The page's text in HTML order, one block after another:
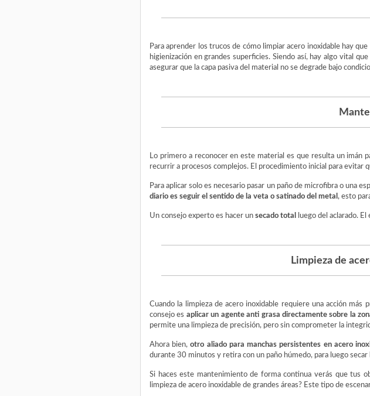
Para aprender los trucos de cómo limpiar acero inoxidable hay
higienización en grandes superficies. Siendo así, hay algo vital
asegurar que la capa pasiva del material no se degrade bajo
Lo primero a reconocer en este material es que resulta un imán
recurrir a procesos complejos. El procedimiento inicial para evitar
Para aplicar solo es necesario pasar un paño de microfibra o una
diario es seguir el sentido de la veta o satinado del metal , esto
Un consejo experto es hacer un secado total luego del aclarado.
Limpieza de
Cuando la limpieza de acero inoxidable requiere una acción más
consejo es aplicar un agente anti grasa directamente sobre la
permite una limpieza de precisión, pero sin comprometer la
Ahora bien,otro aliado para manchas persistentes en acero
durante 30 minutos y retira con un paño húmedo, para luego secar
Si haces este mantenimiento de forma continua verás que tus
limpieza de acero inoxidable de grandes áreas? Este tipo de